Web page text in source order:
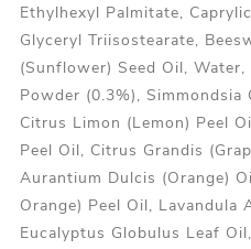
Ethylhexyl Palmitate,
Glyceryl Triisostearate,
(Sunflower) Seed Oil,
Powder (0.3%), Simmondsia
Citrus Limon (Lemon) Peel
Peel Oil, Citrus Grandis
Aurantium Dulcis (Orange)
Orange) Peel Oil, Lavandula
Eucalyptus Globulus Leaf